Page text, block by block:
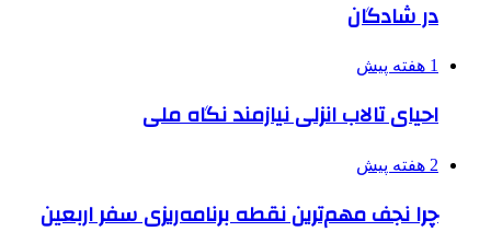
در شادگان
1 هفته پیش
احیای تالاب انزلی نیازمند نگاه ملی
2 هفته پیش
چرا نجف مهم‌ترین نقطه برنامه‌ریزی سفر اربعین